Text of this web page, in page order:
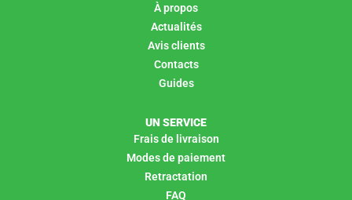
À propos
Actualités
Avis clients
Contacts
Guides
UN SERVICE
Frais de livraison
Modes de paiement
Retractation
FAQ